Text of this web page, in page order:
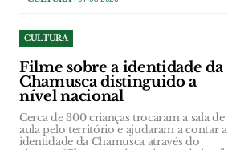
CULTURA
Filme sobre a identidade da
Chamusca distinguido a
nível nacional
Cerca de 300 crianças trocaram a sala de
aula pelo território e ajudaram a contar a
identidade da Chamusca através do